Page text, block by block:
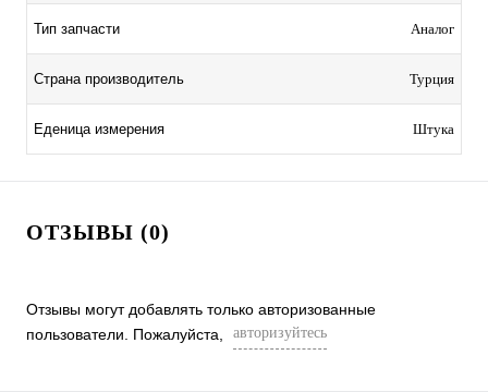
Тип запчасти Аналог
Страна производитель Турция
Еденица измерения Штука
ОТЗЫВЫ (0)
Отзывы могут добавлять только авторизованные
пользователи. Пожалуйста,
авторизуйтесь